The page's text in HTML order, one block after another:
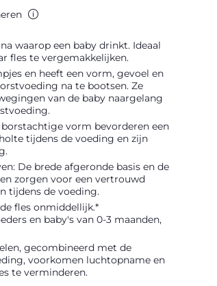
waarop een baby drinkt. Ideaal
fles te vergemakkelijken.
en heeft een vorm, gevoel en
na te bootsen. Ze
van de baby naargelang
vorm bevorderen een
tijdens de voeding en zijn
De brede afgeronde basis en de
zorgen voor een vertrouwd
tijdens de voeding.
fles onmiddellijk.*
en baby's van 0-3 maanden,
gecombineerd met de
voorkomen luchtopname en
te verminderen.